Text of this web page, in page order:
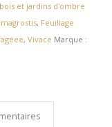
et jardins d'ombre
, Feuillage
, Vivace Marque :